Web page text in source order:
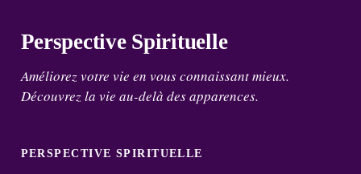
Perspective Spirituelle
Améliorez votre vie en vous connaissant mieux.
Découvrez la vie au-delà des apparences.
PERSPECTIVE SPIRITUELLE